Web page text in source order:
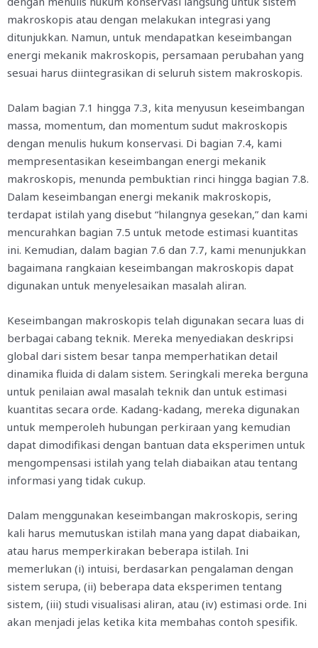
makroskopis atau dengan melakukan integrasi yang
ditunjukkan. Namun, untuk mendapatkan keseimbangan
energi mekanik makroskopis, persamaan perubahan yang
sesuai harus diintegrasikan di seluruh sistem makroskopis.
Dalam bagian 7.1 hingga 7.3, kita menyusun keseimbangan
massa, momentum, dan momentum sudut makroskopis
dengan menulis hukum konservasi. Di bagian 7.4, kami
mempresentasikan keseimbangan energi mekanik
makroskopis, menunda pembuktian rinci hingga bagian 7.8.
Dalam keseimbangan energi mekanik makroskopis,
terdapat istilah yang disebut “hilangnya gesekan,” dan kami
mencurahkan bagian 7.5 untuk metode estimasi kuantitas
ini. Kemudian, dalam bagian 7.6 dan 7.7, kami menunjukkan
bagaimana rangkaian keseimbangan makroskopis dapat
digunakan untuk menyelesaikan masalah aliran.
Keseimbangan makroskopis telah digunakan secara luas di
berbagai cabang teknik. Mereka menyediakan deskripsi
global dari sistem besar tanpa memperhatikan detail
dinamika fluida di dalam sistem. Seringkali mereka berguna
untuk penilaian awal masalah teknik dan untuk estimasi
kuantitas secara orde. Kadang-kadang, mereka digunakan
untuk memperoleh hubungan perkiraan yang kemudian
dapat dimodifikasi dengan bantuan data eksperimen untuk
mengompensasi istilah yang telah diabaikan atau tentang
informasi yang tidak cukup.
Dalam menggunakan keseimbangan makroskopis, sering
kali harus memutuskan istilah mana yang dapat diabaikan,
atau harus memperkirakan beberapa istilah. Ini
memerlukan (i) intuisi, berdasarkan pengalaman dengan
sistem serupa, (ii) beberapa data eksperimen tentang
sistem, (iii) studi visualisasi aliran, atau (iv) estimasi orde. Ini
akan menjadi jelas ketika kita membahas contoh spesifik.